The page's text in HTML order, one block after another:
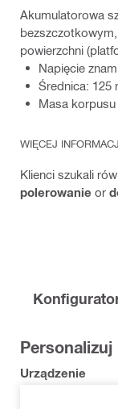
Akumulatorowa
powierzchni
Napięcie
Średnica: 125
Masa
WIĘCEJ
Klienci szukali
polerowanie or
Urządzenie